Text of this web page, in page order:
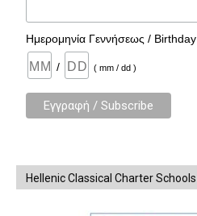
Ημερομηνία Γεννήσεως / Birthday
/ ( mm / dd )
Hellenic Classical Charter Schools